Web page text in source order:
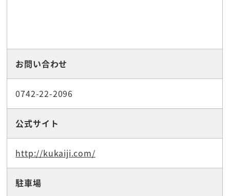
お問い合わせ
0742-22-2096
公式サイト
http://kukaiji.com/
駐車場